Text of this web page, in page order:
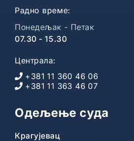
Радно време:
Понедељак - Петак
07.30 - 15.30
Централа:
+381 11 360 46 06
+381 11 363 46 07
Одељење суда
Крагујевац